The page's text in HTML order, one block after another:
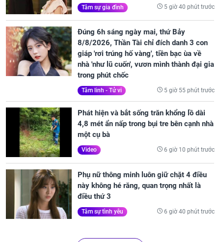
Tâm sự gia đình 5 giờ 40 phút trước
Đúng 6h sáng ngày mai, thứ Bảy
8/8/2026, Thần Tài chỉ đích danh 3 con
giáp 'rơi trúng hố vàng', tiền bạc ùa về
nhà 'như lũ cuốn', vươn mình thành đại gia
trong phút chốc
Tâm linh - Tử vi 5 giờ 55 phút trước
Phát hiện và bắt sống trăn khổng lồ dài
4,8 mét ẩn nấp trong bụi tre bên cạnh nhà
một cụ bà
Video 6 giờ 10 phút trước
Phụ nữ thông minh luôn giữ chặt 4 điều
này không hé răng, quan trọng nhất là
điều thứ 3
Tâm sự tình yêu 6 giờ 40 phút trước